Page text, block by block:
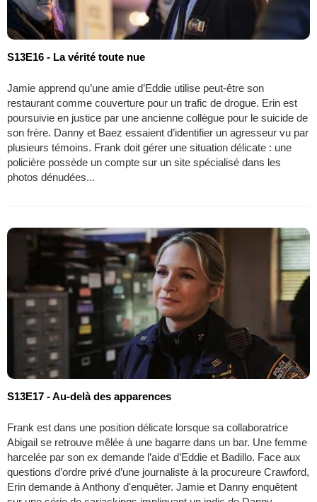
S13E16 - La vérité toute nue
Jamie apprend qu’une amie d’Eddie utilise peut-être son
restaurant comme couverture pour un trafic de drogue. Erin est
poursuivie en justice par une ancienne collègue pour le suicide de
son frère. Danny et Baez essaient d’identifier un agresseur vu par
plusieurs témoins. Frank doit gérer une situation délicate : une
policière possède un compte sur un site spécialisé dans les
photos dénudées...
S13E17 - Au-delà des apparences
Frank est dans une position délicate lorsque sa collaboratrice
Abigail se retrouve mêlée à une bagarre dans un bar. Une femme
harcelée par son ex demande l’aide d’Eddie et Badillo. Face aux
questions d’ordre privé d’une journaliste à la procureure Crawford,
Erin demande à Anthony d'enquêter. Jamie et Danny enquêtent